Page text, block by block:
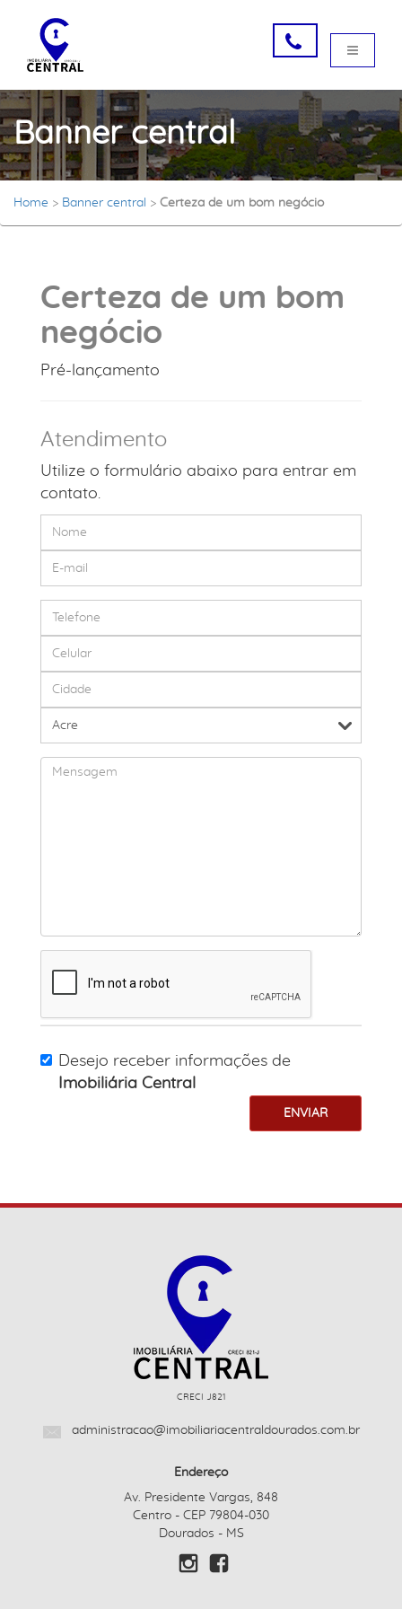
Banner central
Home > Banner central > Certeza de um bom negócio
Certeza de um bom
negócio
Pré-lançamento
Atendimento
Utilize o formulário abaixo para entrar em
contato.
Desejo receber informações de
Imobiliária Central
ENVIAR
CRECI J821
administracao@imobiliariacentraldourados.com.br
Endereço
Av. Presidente Vargas, 848
Centro - CEP 79804-030
Dourados - MS